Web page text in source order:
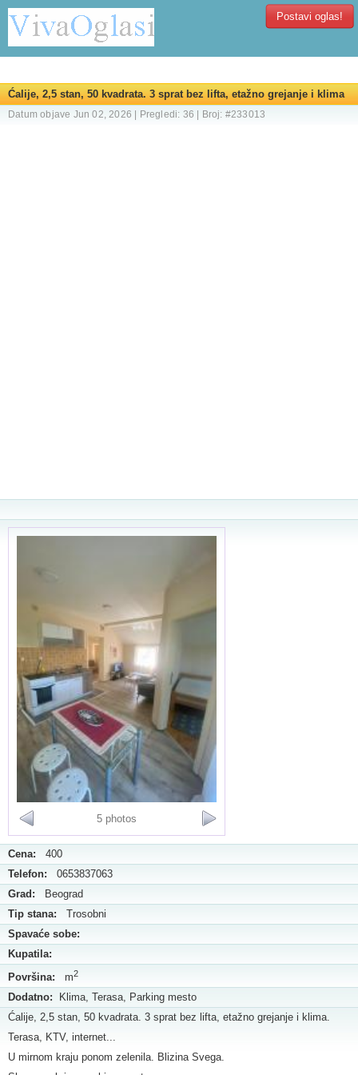
Postavi oglas!
Ćalije, 2,5 stan, 50 kvadrata. 3 sprat bez lifta, etažno grejanje i klima
Datum objave Jun 02, 2026 | Pregledi: 36 | Broj: #233013
5 photos
Cena: 400
Telefon: 0653837063
Grad: Beograd
Tip stana: Trosobni
Spavaće sobe:
Kupatila:
Površina: m2
Dodatno: Klima, Terasa, Parking mesto
Ćalije, 2,5 stan, 50 kvadrata. 3 sprat bez lifta, etažno grejanje i klima.
Terasa, KTV, internet...
U mirnom kraju ponom zelenila. Blizina Svega.